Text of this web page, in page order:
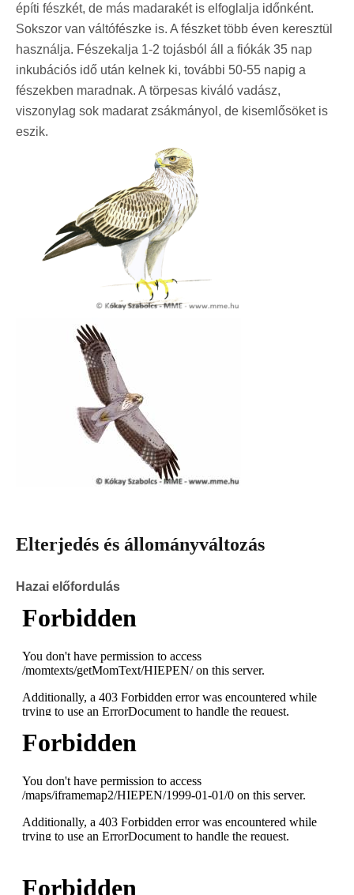
építi fészkét, de más madarakét is elfoglalja időnként.
Sokszor van váltófészke is. A fészket több éven keresztül
használja. Fészekalja 1-2 tojásból áll a fiókák 35 nap
inkubációs idő után kelnek ki, további 50-55 napig a
fészekben maradnak. A törpesas kiváló vadász,
viszonylag sok madarat zsákmányol, de kisemlősöket is
eszik.
Elterjedés és állományváltozás
Hazai előfordulás